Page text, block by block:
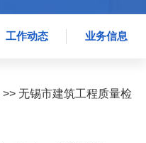
工作动态 业务信息
>> 无锡市建筑工程质量检